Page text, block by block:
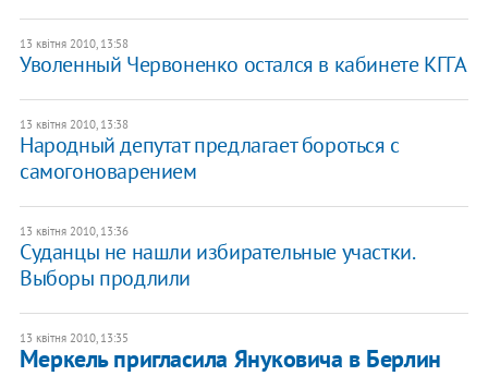
13 квітня 2010, 13:58
Уволенный Червоненко остался в кабинете КГГА
13 квітня 2010, 13:38
Народный депутат предлагает бороться с
самогоноварением
13 квітня 2010, 13:36
Суданцы не нашли избирательные участки.
Выборы продлили
13 квітня 2010, 13:35
Меркель пригласила Януковича в Берлин